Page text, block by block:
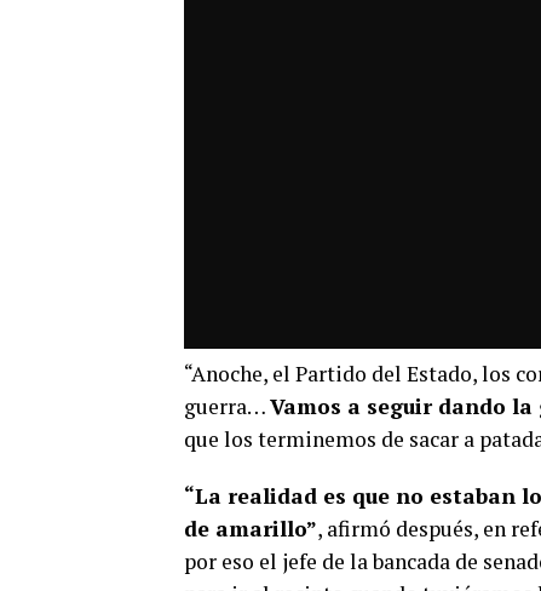
“Anoche, el Partido del Estado, los
guerra…Vamos a seguir dando
que los terminemos de sacar a
“La realidad es que no estaban
de amarillo”, afirmó después, en
por eso el jefe de la bancada de